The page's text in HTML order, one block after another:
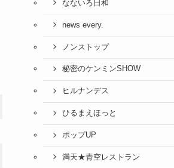
なないろ日和
news every.
ノンストップ
秘密のケンミンSHOW
ヒルナンデス
ひるまえほっと
ポップUP
満天★青空レストラン